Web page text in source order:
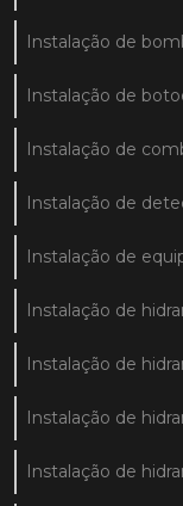
Instalação de
Instalação de
Instalação de
Instalação de
Instalação de
Instalação de
Instalação de
Instalação de
Instalação de